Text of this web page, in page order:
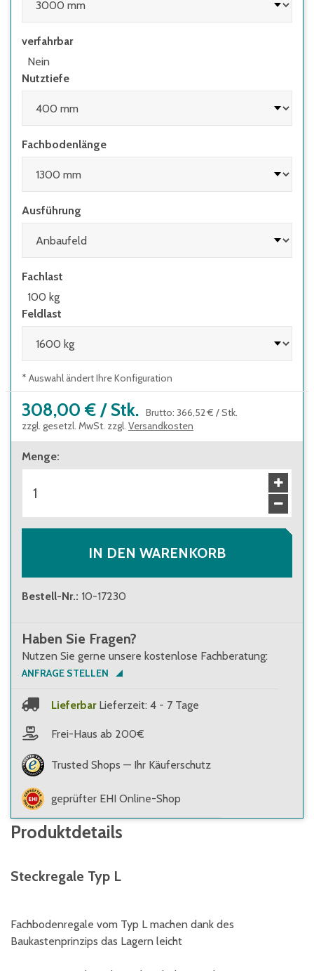
• wenn die Höhe des obersten Fachbodens
im Verhältnis zur Regaltiefe größer 5:1 ist
• wenn Regale mit Flügeltüren eingesetzt
größer 4:1 ist
• wenn Regale mit herausziehbaren
Elementen (z.B. Schubladen) und Regale mit
Leitern eingesetzt werden
verfahrbar
Nein
Nutztiefe
Fachbodenlänge
Ausführung
Fachlast
100 kg
Feldlast
* Auswahl ändert Ihre Konfiguration
308,00 € / Stk. Brutto: 366,52 € /Stk.
zzgl. gesetzl. MwSt. zzgl. Versandkosten
Menge:
IN DEN WARENKORB
Bestell-Nr.: 10-17230
Haben Sie Fragen?
Nutzen Sie gerne unsere kostenlose Fachberatung:
ANFRAGE STELLEN
Lieferbar Lieferzeit: 4 - 7 Tage
Frei-Haus ab 200€
Trusted Shops — Ihr Käuferschutz
geprüfter EHI Online-Shop
Produktdetails
Steckregale Typ L
Fachbodenregale vom Typ L machen dank des
Baukastenprinzips das Lagern leicht